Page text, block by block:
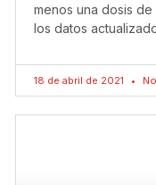
menos una dosis
los datos
18 de abril de 2021